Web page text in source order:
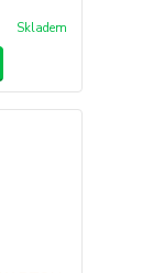
Skladem